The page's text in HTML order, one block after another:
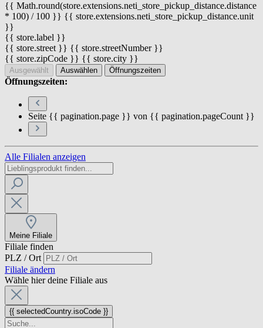
{{ Math.round(store.extensions.neti_store_pickup_distance.distance
* 100) / 100 }} {{ store.extensions.neti_store_pickup_distance.unit
}}
{{ store.label }}
{{ store.street }} {{ store.streetNumber }}
{{ store.zipCode }} {{ store.city }}
Ausgewählt Auswählen Öffnungszeiten
Öffnungszeiten:
Seite {{ pagination.page }} von {{ pagination.pageCount }}
Alle Filialen anzeigen
Meine Filiale
Filiale finden
PLZ / Ort
Filiale ändern
Wähle hier deine Filiale aus
{{ selectedCountry.isoCode }}